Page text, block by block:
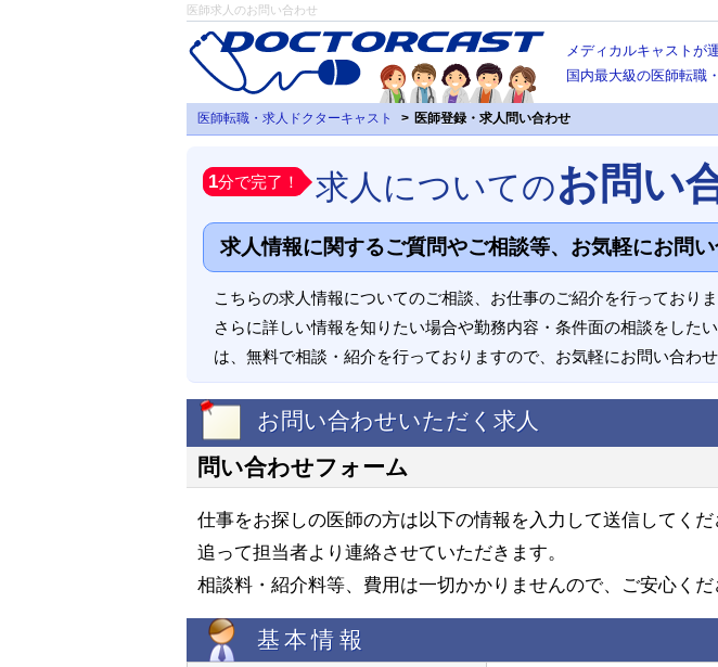
医師求人のお問い合わせ
メディカルキャストが
国内最大級の医師転職
医師転職・求人ドクターキャスト 医師登録・求人問い合わせ
1分で完了！ 求人についてのお問い
求人情報に関するご質問やご相談等、お気軽にお問い
こちらの求人情報についてのご相談、お仕事のご紹介を行っておりま
さらに詳しい情報を知りたい場合や勤務内容・条件面の相談をした
は、無料で相談・紹介を行っておりますので、お気軽にお問い合わせ
お問い合わせいただく求人
問い合わせフォーム
仕事をお探しの医師の方は以下の情報を入力して送信してくだ
追って担当者より連絡させていただきます。
相談料・紹介料等、費用は一切かかりませんので、ご安心くだ
基本情報